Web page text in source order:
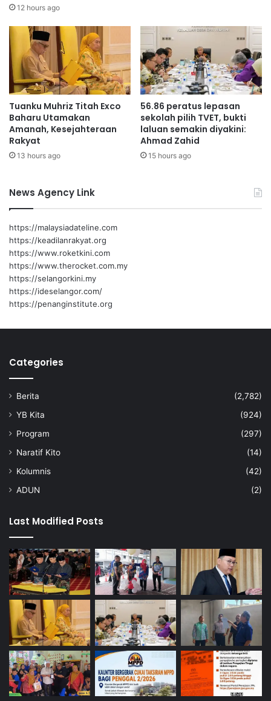
n
a
d
a
1
7
F
e
b
r
u
a
n
D
i
b
n
a
U
s
a
h
e
r
a
j
a
a
n
N
e
A
s
i
e
s
a
S
e
k
o
l
a
h
12 hours ago
Tuanku Muhriz Titah Exco
Baharu Utamakan
Amanah, Kesejahteraan
Rakyat
13 hours ago
56.86 peratus lepasan
sekolah pilih TVET, bukti
laluan semakin diyakini:
Ahmad Zahid
15 hours ago
News Agency Link
https://malaysiadateline.com
https://keadilanrakyat.org
https://www.roketkini.com
https://www.therocket.com.my
https://selangorkini.my
https://ideselangor.com/
https://penanginstitute.org
Categories
Berita
(2,782)
YB Kita
(924)
Program
(297)
Naratif Kito
(14)
Kolumnis
(42)
ADUN
(2)
Last Modified Posts